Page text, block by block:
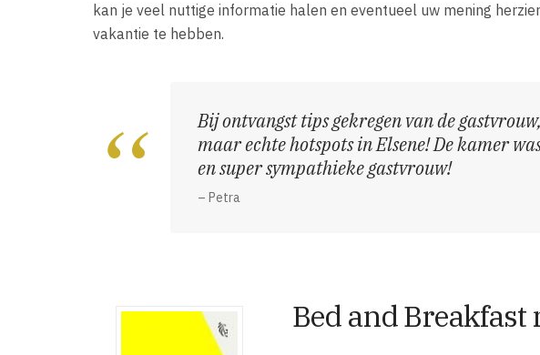
kan je veel nuttige informatie halen en eventueel uw mening
vakantie te hebben.
Bij ontvangst tips gekregen van de
maar echte hotspots in Elsene! De kamer
en super sympathieke gastvrouw!
– Petra
Bed and